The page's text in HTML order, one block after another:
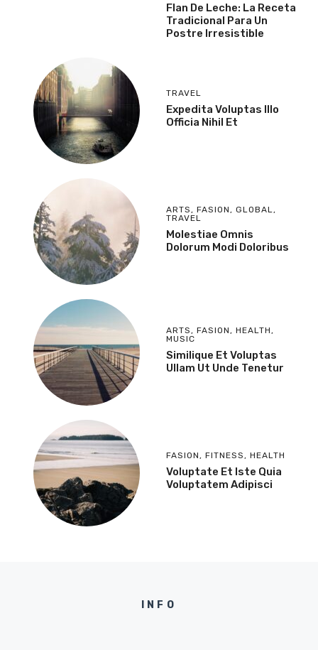
Flan De Leche: La Receta
Tradicional Para Un
Postre Irresistible
TRAVEL
Expedita Voluptas Illo
Officia Nihil Et
ARTS, FASION, GLOBAL,
TRAVEL
Molestiae Omnis
Dolorum Modi Doloribus
ARTS, FASION, HEALTH,
MUSIC
Similique Et Voluptas
Ullam Ut Unde Tenetur
FASION, FITNESS, HEALTH
Voluptate Et Iste Quia
Voluptatem Adipisci
INFO